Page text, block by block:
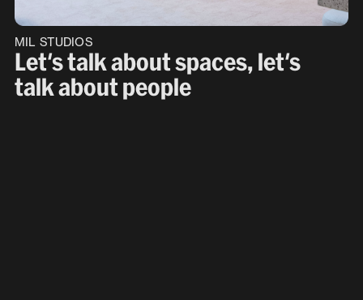
MIL STUDIOS
Let's talk about spaces, let's
talk about people